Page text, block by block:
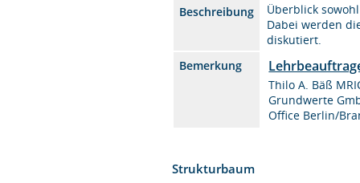
Beschreibung
Überblick
Dabei werden
diskutiert.
Bemerkung
Thilo A. Bäß
Grundwerte
Office Berlin/
Strukturbaum